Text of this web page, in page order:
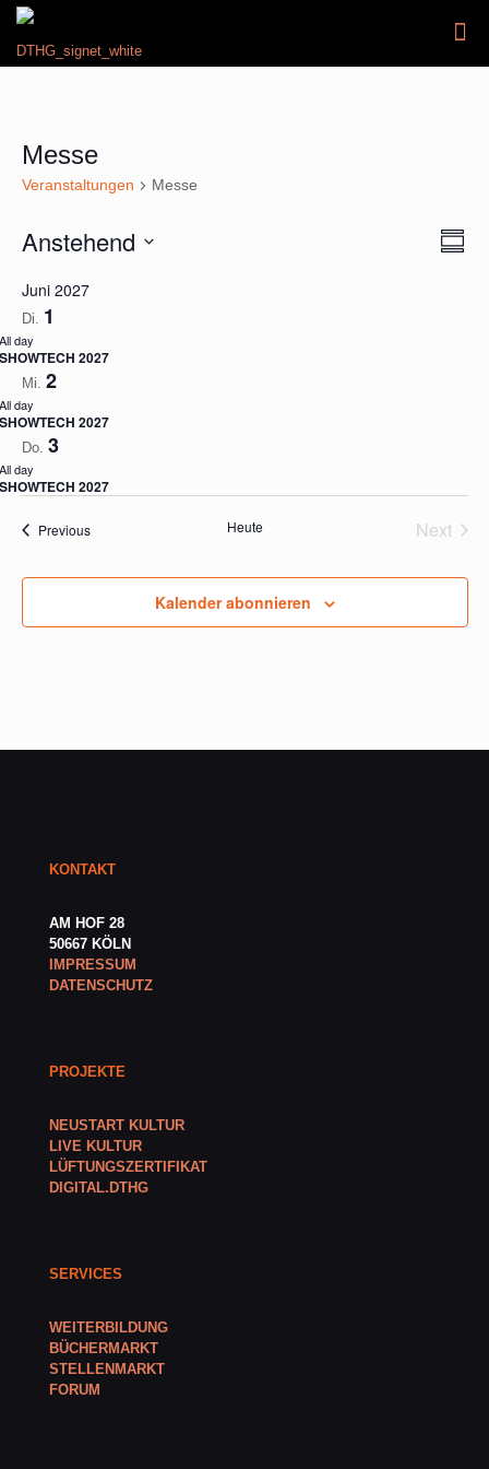
Messe
Veranstaltungen Messe
Anstehend
date.
Juni 2027
Di. 1
day
2027
Mi. 2
day
2027
Do. 3
day
2027
PreviousVeranstaltungen Heute
Next
Kalender abonnieren
KONTAKT
AM HOF 28
50667 KÖLN
IMPRESSUM
DATENSCHUTZ
PROJEKTE
NEUSTART KULTUR
LIVE KULTUR
LÜFTUNGSZERTIFIKAT
DIGITAL.DTHG
SERVICES
WEITERBILDUNG
BÜCHERMARKT
STELLENMARKT
FORUM